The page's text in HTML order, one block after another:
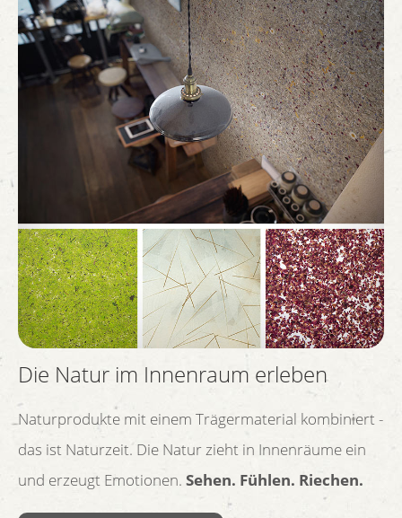
Die Natur im Innenraum erleben
Naturprodukte mit einem Trägermaterial kombiniert -
das ist Naturzeit. Die Natur zieht in Innenräume ein
und erzeugt Emotionen. Sehen. Fühlen. Riechen.